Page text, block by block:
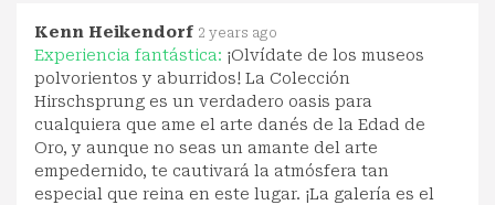
Kenn Heikendorf 2 years ago
Experiencia fantástica: ¡Olvídate de los museos
polvorientos y aburridos! La Colección
Hirschsprung es un verdadero oasis para
cualquiera que ame el arte danés de la Edad de
Oro, y aunque no seas un amante del arte
empedernido, te cautivará la atmósfera tan
especial que reina en este lugar. ¡La galería es el